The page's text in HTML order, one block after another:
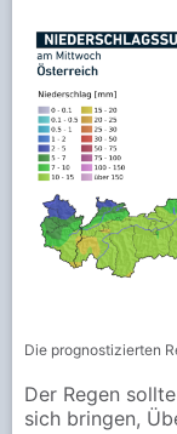
Die prognostizierten
Der Regen
sich bringen,